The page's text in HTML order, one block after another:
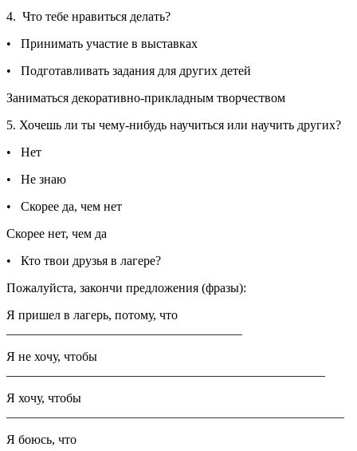
4. Что тебе нравиться делать?
• Принимать участие в выставках
• Подготавливать задания для других детей
Заниматься декоративно-прикладным творчеством
5. Хочешь ли ты чему-нибудь научиться или научить других?
• Нет
• Не знаю
• Скорее да, чем нет
Скорее нет, чем да
• Кто твои друзья в лагере?
Пожалуйста, закончи предложения (фразы):
Я пришел в лагерь, потому, что
Я не хочу, чтобы
Я хочу, чтобы
Я боюсь, что